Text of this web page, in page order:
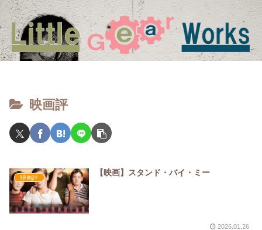
映画評
映画評
【映画】スタンド・バイ・ミー
2026.01.26